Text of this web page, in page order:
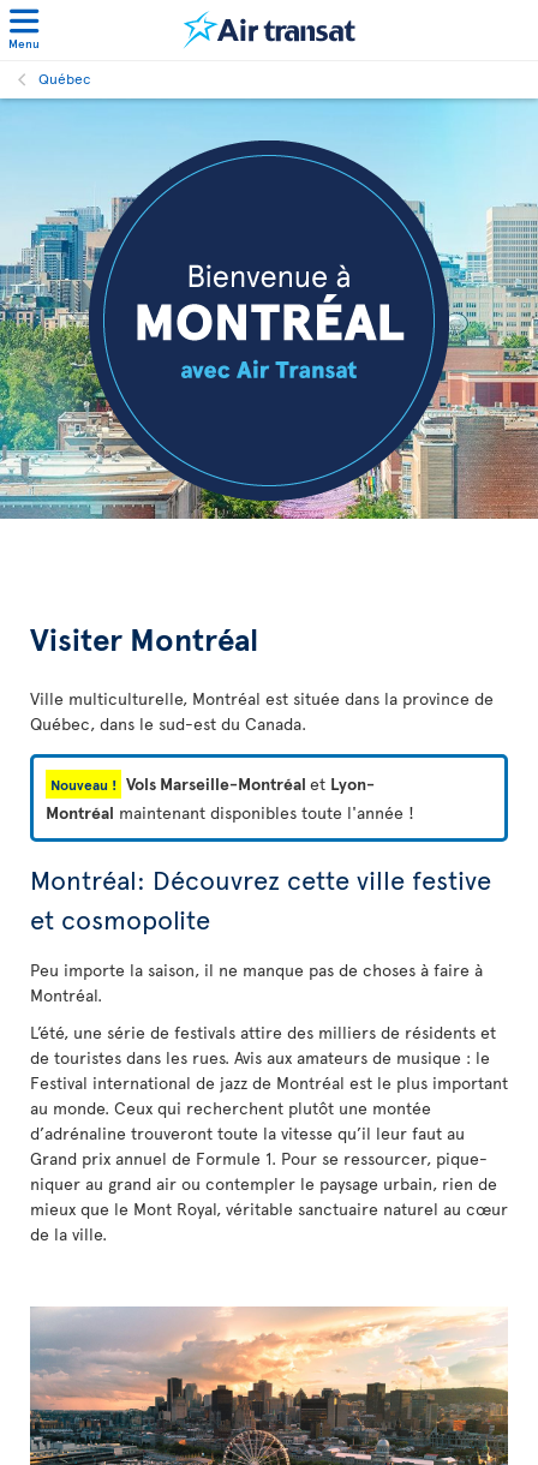
Menu
Québec
Visiter Montréal
Ville multiculturelle, Montréal est située dans la province de
Québec, dans le sud-est du Canada.
Nouveau ! Vols Marseille-Montréal et Lyon-
Montréal maintenant disponibles toute l'année !
Montréal: Découvrez cette ville festive
et cosmopolite
Peu importe la saison, il ne manque pas de choses à faire à
Montréal.
L’été, une série de festivals attire des milliers de résidents et
de touristes dans les rues. Avis aux amateurs de musique : le
Festival international de jazz de Montréal est le plus important
au monde. Ceux qui recherchent plutôt une montée
d’adrénaline trouveront toute la vitesse qu’il leur faut au
Grand prix annuel de Formule 1. Pour se ressourcer, pique-
niquer au grand air ou contempler le paysage urbain, rien de
mieux que le Mont Royal, véritable sanctuaire naturel au cœur
de la ville.